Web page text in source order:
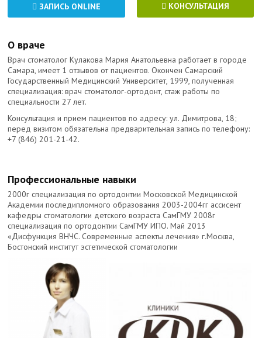
ЗАПИСЬ ONLINE КОНСУЛЬТАЦИЯ
О враче
Врач стоматолог Кулакова Мария Анатольевна работает в городе
Самара, имеет 1 отзывов от пациентов. Окончен Самарский
Государственный Медицинский Университет, 1999, полученная
специализация: врач стоматолог-ортодонт, стаж работы по
специальности 27 лет.
Консультация и прием пациентов по адресу: ул. Димитрова, 18;
перед визитом обязательна предварительная запись по телефону:
+7 (846) 201-21-42.
Профессиональные навыки
2000г специализация по ортодонтии Московской Медицинской
Академии последипломного образования 2003-2004гг ассисент
кафедры стоматологии детского возраста СамГМУ 2008г
специализация по ортодонтии СамГМУ ИПО. Май 2013
«Дисфункция ВНЧС. Современные аспекты лечения» г.Москва,
Бостонский институт эстетической стоматологии